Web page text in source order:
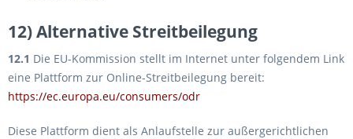
12) Alternative Streitbeilegung
12.1 Die EU-Kommission stellt im Internet unter folgendem Link
eine Plattform zur Online-Streitbeilegung bereit:
https://ec.europa.eu/consumers/odr
Diese Plattform dient als Anlaufstelle zur außergerichtlichen